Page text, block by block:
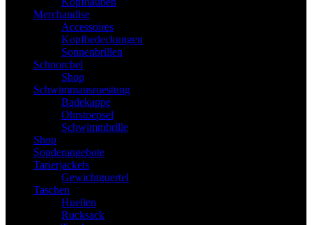
Merchandise
Accessoires
Kopfbedeckungen
Sonnenbrillen
Schnorchel
Shop
Schwimmausruestung
Badekappe
Ohrstoepsel
Schwimmbrille
Shop
Sonderangebote
Tarierjackets
Gewichtguertel
Taschen
Huellen
Rucksack